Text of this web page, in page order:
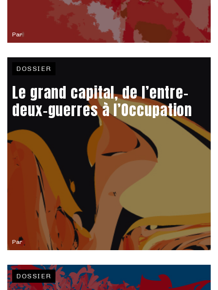
Par
Par
DOSSIER
Le grand capital, de l’entre-
deux-guerres à l’Occupation
DOSSIER